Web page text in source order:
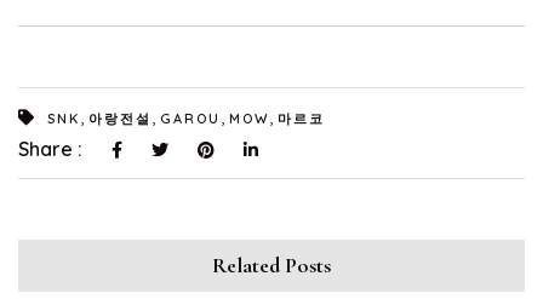
SNK 아랑전설 GAROU MOW 마르코
Share :
Related Posts